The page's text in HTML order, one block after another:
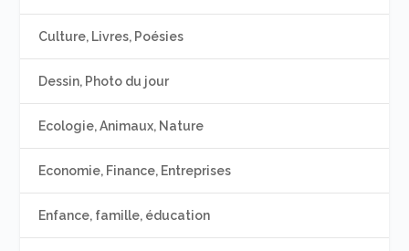
Culture, Livres, Poésies
Dessin, Photo du jour
Ecologie, Animaux, Nature
Economie, Finance, Entreprises
Enfance, famille, éducation